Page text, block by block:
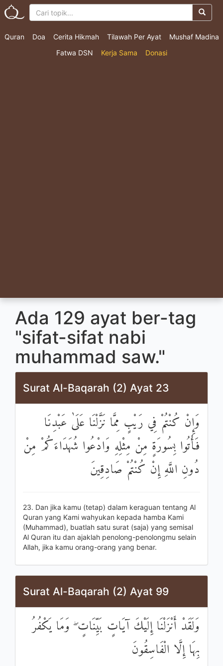
Quran Doa Cerita Hikmah Tilawah Per Ayat
Mushaf Madina
Fatwa DSN
Kerja Sama Donasi
Ada 129 ayat ber-tag
"sifat-sifat nabi
muhammad saw."
Surat Al-Baqarah (2) Ayat 23
وَإِنْ كُنْتُمْ فِي رَيْبٍ مِمَّا نَزَّلْنَا عَلَىٰ عَبْدِنَا
فَأْتُوا بِسُورَةٍ مِنْ مِثْلِهِ وَادْعُوا شُهَدَاءَكُمْ مِنْ
دُونِ اللَّهِ إِنْ كُنْتُمْ صَادِقِينَ
23. Dan jika kamu (tetap) dalam keraguan tentang Al
Quran yang Kami wahyukan kepada hamba Kami
(Muhammad), buatlah satu surat (saja) yang semisal
Al Quran itu dan ajaklah penolong-penolongmu selain
Allah, jika kamu orang-orang yang benar.
Surat Al-Baqarah (2) Ayat 99
وَلَقَدْ أَنْزَلْنَا إِلَيْكَ آيَاتٍ بَيِّنَاتٍ ۖ وَمَا يَكْفُرُ
بِهَا إِلَّا الْفَاسِقُونَ